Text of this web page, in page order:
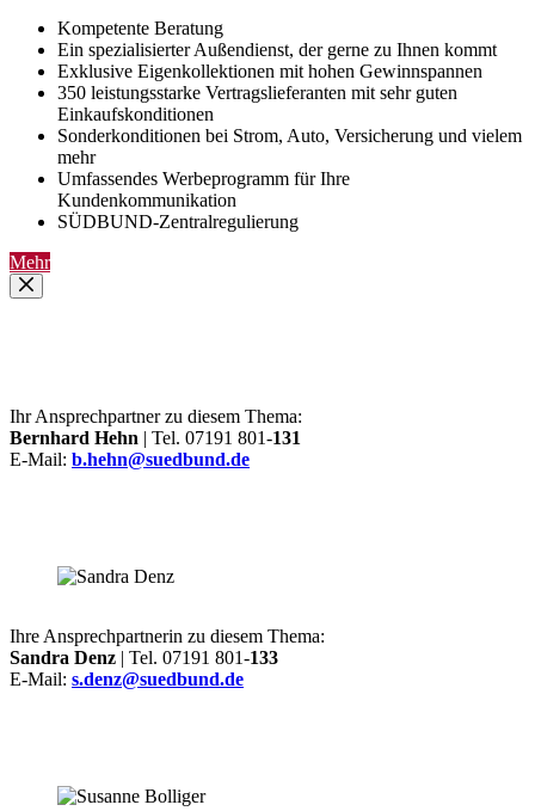
Kompetente Beratung
Ein spezialisierter Außendienst, der gerne zu Ihnen kommt
Exklusive Eigenkollektionen mit hohen Gewinnspannen
350 leistungsstarke Vertragslieferanten mit sehr guten
Einkaufskonditionen
Sonderkonditionen bei Strom, Auto, Versicherung und vielem
mehr
Umfassendes Werbeprogramm für Ihre
Kundenkommunikation
SÜDBUND-Zentralregulierung
Mehr
Ihr Ansprechpartner zu diesem Thema:
Bernhard Hehn | Tel. 07191 801-131
E-Mail: b.hehn@suedbund.de
Ihre Ansprechpartnerin zu diesem Thema:
Sandra Denz | Tel. 07191 801-133
E-Mail: s.denz@suedbund.de